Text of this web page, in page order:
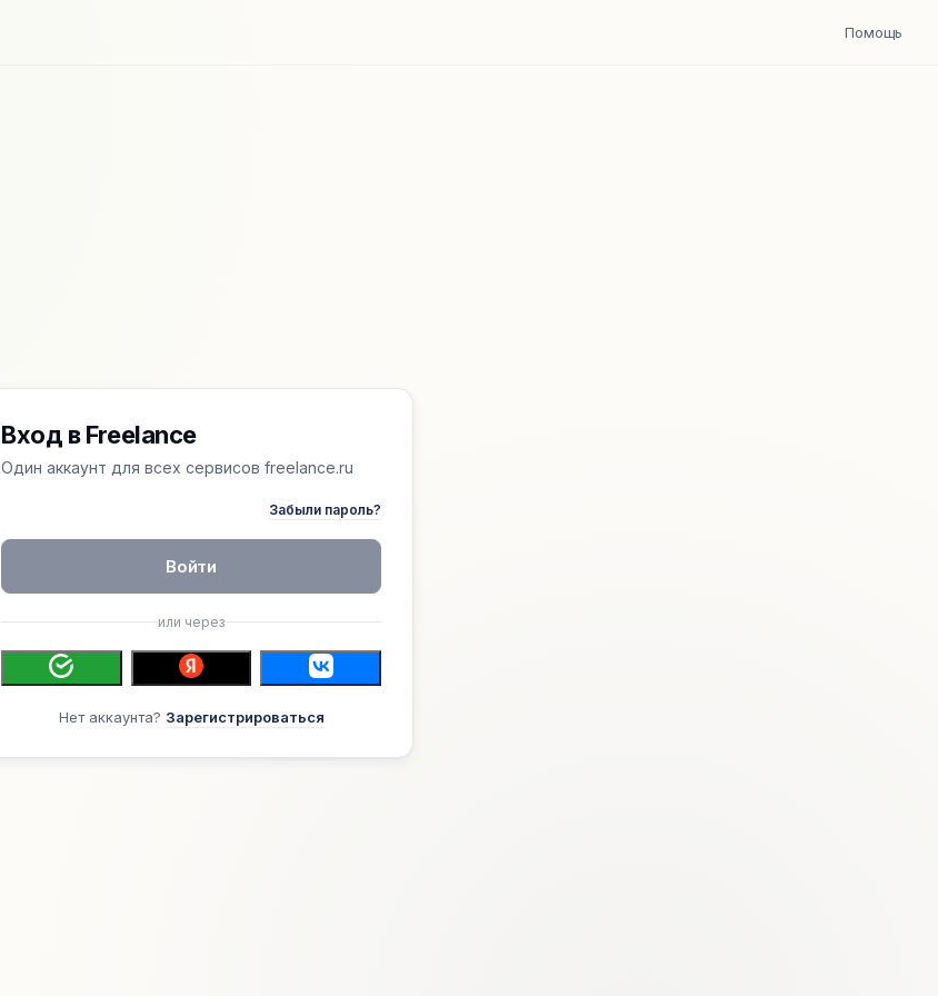
Помощь
Вход в Freelance
Один аккаунт для всех сервисов freelance.ru
Забыли пароль?
Войти
или через
Нет аккаунта? Зарегистрироваться